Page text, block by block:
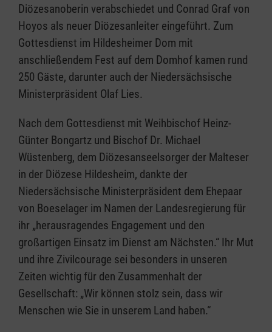
Diözesanoberin verabschiedet und Conrad Graf von
Hoyos als neuer Diözesanleiter eingeführt. Zum
Gottesdienst im Hildesheimer Dom mit
anschließendem Fest auf dem Domhof kamen rund
250 Gäste, darunter auch der Niedersächsische
Ministerpräsident Olaf Lies.
Nach dem Gottesdienst mit Weihbischof Heinz-
Günter Bongartz und Bischof Dr. Michael
Wüstenberg, dem Diözesanseelsorger der Malteser
in der Diözese Hildesheim, dankte der
Niedersächsische Ministerpräsident dem Ehepaar
von Boeselager im Namen der Landesregierung für
ihr „herausragendes Engagement und den
großartigen Einsatz im Dienst am Nächsten.“ Ihr Mut
und ihre Zivilcourage sei besonders in unseren
Zeiten wichtig für den Zusammenhalt der
Gesellschaft: „Wir können stolz sein, dass wir
Menschen wie Sie in unserem Land haben.“